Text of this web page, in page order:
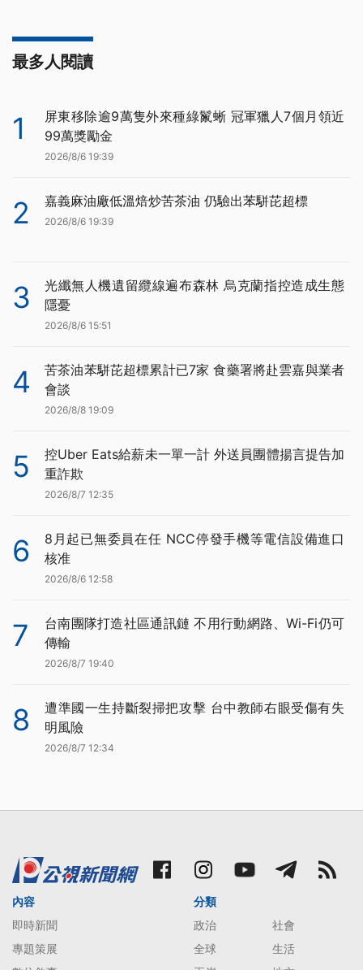
最多人閱讀
1
屏東移除逾9萬隻外來種綠鬣蜥 冠軍獵人7個月領近
99萬獎勵金
2026/8/6 19:39
2 嘉義麻油廠低溫焙炒苦茶油 仍驗出苯駢芘超標
2026/8/6 19:39
3
光纖無人機遺留纜線遍布森林 烏克蘭指控造成生態
隱憂
2026/8/6 15:51
4
苦茶油苯駢芘超標累計已7家 食藥署將赴雲嘉與業者
會談
2026/8/8 19:09
5
控Uber Eats給薪未一單一計 外送員團體揚言提告加
重詐欺
2026/8/7 12:35
6
8月起已無委員在任 NCC停發手機等電信設備進口
核准
2026/8/6 12:58
7
台南團隊打造社區通訊鏈 不用行動網路、Wi-Fi仍可
傳輸
2026/8/7 19:40
8
遭準國一生持斷裂掃把攻擊 台中教師右眼受傷有失
明風險
2026/8/7 12:34
內容
即時新聞
專題策展
分類
政治
社會
全球
生活